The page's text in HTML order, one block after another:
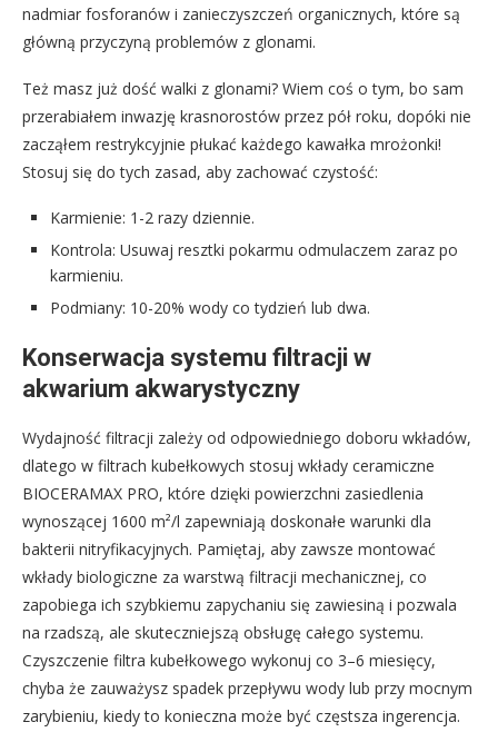
nadmiar fosforanów i zanieczyszczeń organicznych, które są
główną przyczyną problemów z glonami.
Też masz już dość walki z glonami? Wiem coś o tym, bo sam
przerabiałem inwazję krasnorostów przez pół roku, dopóki nie
zacząłem restrykcyjnie płukać każdego kawałka mrożonki!
Stosuj się do tych zasad, aby zachować czystość:
Karmienie: 1-2 razy dziennie.
Kontrola: Usuwaj resztki pokarmu odmulaczem zaraz po
karmieniu.
Podmiany: 10-20% wody co tydzień lub dwa.
Konserwacja systemu filtracji w
akwarium akwarystyczny
Wydajność filtracji zależy od odpowiedniego doboru wkładów,
dlatego w filtrach kubełkowych stosuj wkłady ceramiczne
BIOCERAMAX PRO, które dzięki powierzchni zasiedlenia
wynoszącej 1600 m²/l zapewniają doskonałe warunki dla
bakterii nitryfikacyjnych. Pamiętaj, aby zawsze montować
wkłady biologiczne za warstwą filtracji mechanicznej, co
zapobiega ich szybkiemu zapychaniu się zawiesiną i pozwala
na rzadszą, ale skuteczniejszą obsługę całego systemu.
Czyszczenie filtra kubełkowego wykonuj co 3–6 miesięcy,
chyba że zauważysz spadek przepływu wody lub przy mocnym
zarybieniu, kiedy to konieczna może być częstsza ingerencja.